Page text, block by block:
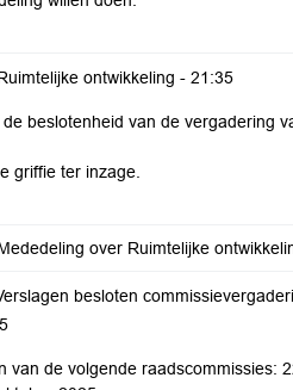
(besloten behandeling) Ruimtelijke ontwikkeling - 21:35
beslotenheid van de vergadering
griffie ter inzage.
over Ruimtelijke
besloten
van de volgende raadscommissies: